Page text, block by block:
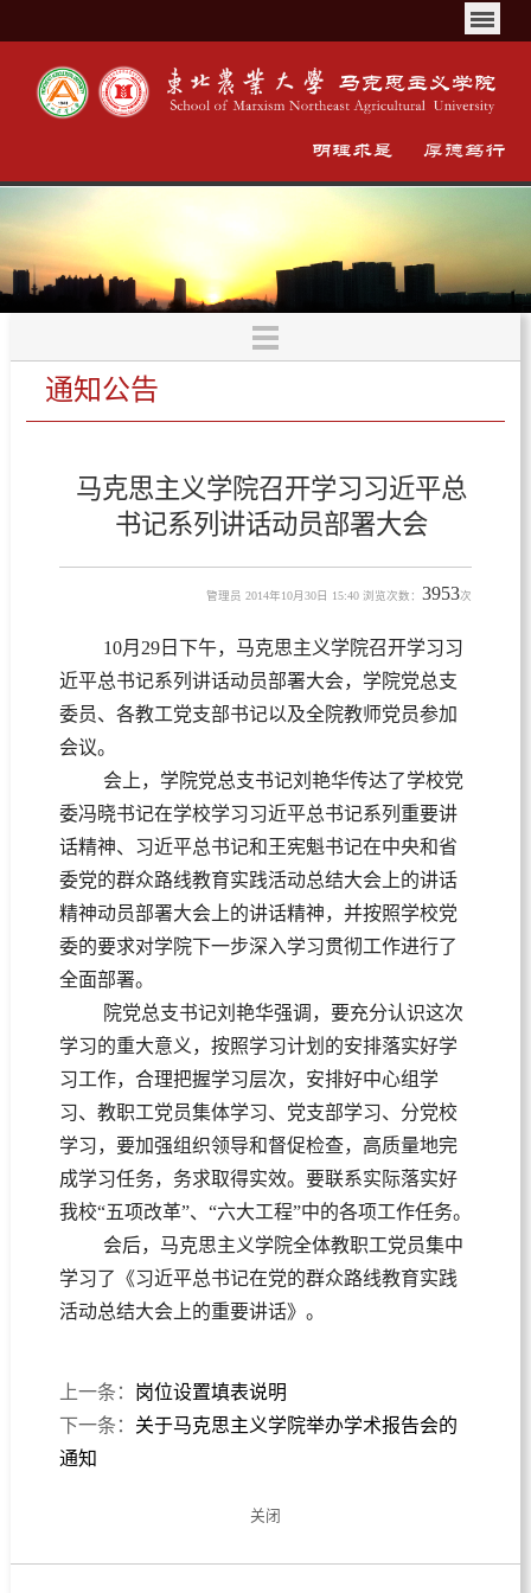
通知公告
马克思主义学院召开学习习近平总
书记系列讲话动员部署大会
管理员 2014年10月30日 15:40 浏览次数：3953次
10月29日下午，马克思主义学院召开学习习
近平总书记系列讲话动员部署大会，学院党总支
委员、各教工党支部书记以及全院教师党员参加
会议。
会上，学院党总支书记刘艳华传达了学校党
委冯晓书记在学校学习习近平总书记系列重要讲
话精神、习近平总书记和王宪魁书记在中央和省
委党的群众路线教育实践活动总结大会上的讲话
精神动员部署大会上的讲话精神，并按照学校党
委的要求对学院下一步深入学习贯彻工作进行了
全面部署。
院党总支书记刘艳华强调，要充分认识这次
学习的重大意义，按照学习计划的安排落实好学
习工作，合理把握学习层次，安排好中心组学
习、教职工党员集体学习、党支部学习、分党校
学习，要加强组织领导和督促检查，高质量地完
成学习任务，务求取得实效。要联系实际落实好
我校“五项改革”、“六大工程”中的各项工作任务。
会后，马克思主义学院全体教职工党员集中
学习了《习近平总书记在党的群众路线教育实践
活动总结大会上的重要讲话》。
上一条： 岗位设置填表说明
下一条： 关于马克思主义学院举办学术报告会的
通知
关闭